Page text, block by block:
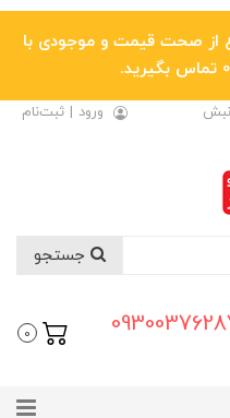
از صحت قیمت و موجودی با
نبش
ورود | ثبت‌نام
09111961461 - 01154606042
0